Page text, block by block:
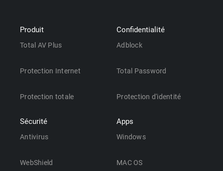
Produit
Total AV Plus
Protection Internet
Protection totale
Sécurité
Antivirus
WebShield
Confidentialité
Adblock
Total Password
Protection d'identité
Apps
Windows
MAC OS